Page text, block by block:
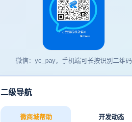
微信：yc_pay，手机端可长按识别二维码
二级导航
微商城帮助 开发动态